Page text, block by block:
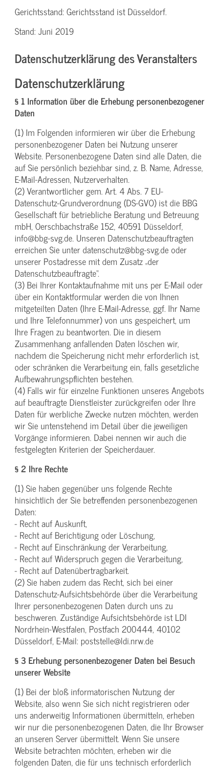
Gerichtsstand: Gerichtsstand ist Düsseldorf.
Stand: Juni 2019
Datenschutzerklärung des Veranstalters
Datenschutzerklärung
§ 1 Information über die Erhebung personenbezogener
Daten
(1) Im Folgenden informieren wir über die Erhebung
personenbezogener Daten bei Nutzung unserer
Website. Personenbezogene Daten sind alle Daten, die
auf Sie persönlich beziehbar sind, z. B. Name, Adresse,
E-Mail-Adressen, Nutzerverhalten.
(2) Verantwortlicher gem. Art. 4 Abs. 7 EU-
Datenschutz-Grundverordnung (DS-GVO) ist die BBG
Gesellschaft für betriebliche Beratung und Betreuung
mbH, Oerschbachstraße 152, 40591 Düsseldorf,
info@bbg-svg.de. Unseren Datenschutzbeauftragten
erreichen Sie unter datenschutz@bbg-svg.de oder
unserer Postadresse mit dem Zusatz „der
Datenschutzbeauftragte“.
(3) Bei Ihrer Kontaktaufnahme mit uns per E-Mail oder
über ein Kontaktformular werden die von Ihnen
mitgeteilten Daten (Ihre E-Mail-Adresse, ggf. Ihr Name
und Ihre Telefonnummer) von uns gespeichert, um
Ihre Fragen zu beantworten. Die in diesem
Zusammenhang anfallenden Daten löschen wir,
nachdem die Speicherung nicht mehr erforderlich ist,
oder schränken die Verarbeitung ein, falls gesetzliche
Aufbewahrungspflichten bestehen.
(4) Falls wir für einzelne Funktionen unseres Angebots
auf beauftragte Dienstleister zurückgreifen oder Ihre
Daten für werbliche Zwecke nutzen möchten, werden
wir Sie untenstehend im Detail über die jeweiligen
Vorgänge informieren. Dabei nennen wir auch die
festgelegten Kriterien der Speicherdauer.
§ 2 Ihre Rechte
(1) Sie haben gegenüber uns folgende Rechte
hinsichtlich der Sie betreffenden personenbezogenen
Daten:
- Recht auf Auskunft,
- Recht auf Berichtigung oder Löschung,
- Recht auf Einschränkung der Verarbeitung,
- Recht auf Widerspruch gegen die Verarbeitung,
- Recht auf Datenübertragbarkeit.
(2) Sie haben zudem das Recht, sich bei einer
Datenschutz-Aufsichtsbehörde über die Verarbeitung
Ihrer personenbezogenen Daten durch uns zu
beschweren. Zuständige Aufsichtsbehörde ist LDI
Nordrhein-Westfalen, Postfach 200444, 40102
Düsseldorf, E-Mail: poststelle@ldi.nrw.de
§ 3 Erhebung personenbezogener Daten bei Besuch
unserer Website
(1) Bei der bloß informatorischen Nutzung der
Website, also wenn Sie sich nicht registrieren oder
uns anderweitig Informationen übermitteln, erheben
wir nur die personenbezogenen Daten, die Ihr Browser
an unseren Server übermittelt. Wenn Sie unsere
Website betrachten möchten, erheben wir die
folgenden Daten, die für uns technisch erforderlich